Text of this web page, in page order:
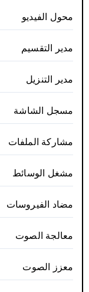
محول الفيديو
مدير التقسيم
مدير التنزيل
مسجل الشاشة
مشاركة الملفات
مشغل الوسائط
مضاد الفيروسات
معالجة الصوت
معزز الصوت